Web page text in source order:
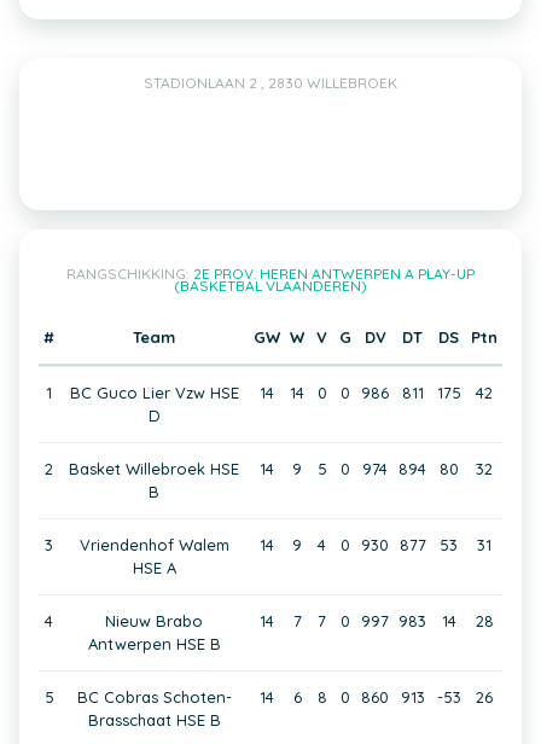
STADIONLAAN 2 , 2830 WILLEBROEK
RANGSCHIKKING: 2E PROV. HEREN ANTWERPEN A PLAY-UP
(BASKETBAL VLAANDEREN)
# Team GW W V G DV DT DS Ptn
1
BC Guco Lier Vzw HSE
D
14 14 0 0 986 811 175 42
2
Basket Willebroek HSE
B
14 9 5 0 974 894 80 32
3
Vriendenhof Walem
HSE A
14 9 4 0 930 877 53 31
4
Nieuw Brabo
Antwerpen HSE B
14 7 7 0 997 983 14 28
5
BC Cobras Schoten-
Brasschaat HSE B
14 6 8 0 860 913 -53 26